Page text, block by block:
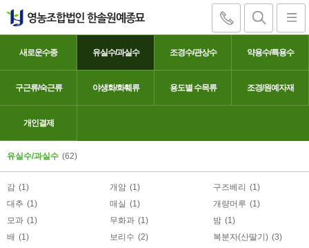
새로운수종 유실수/과실수 조경수/관상수 약용수/특용수
구근류/숙근류 야생화/화훼류 용도별 수목류 조경/원예자재
개인결제
유실수/과실수 (62)
감 (1) 개암 (1) 구즈베리
(1)
대추 (1) 매실 (1) 개량머루 (1)
모과 (1) 무화과 (1) 밤 (1)
배 (1) 보리수 (2) 복분자(산딸기) (3)